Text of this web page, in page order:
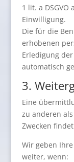
1 lit. a
Einwilligung.
Die für die
erhobenen
Erledigung
automatisch
3.
Eine
zu anderen
Zwecken
Wir geben
weiter, wenn: